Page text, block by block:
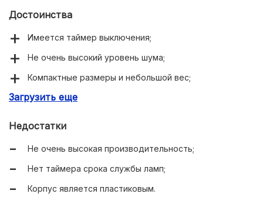
Достоинства
Имеется таймер выключения;
Не очень высокий уровень шума;
Компактные размеры и небольшой вес;
Комплектуется стойкой;
Загрузить еще
Недостатки
Не очень высокая производительность;
Нет таймера срока службы ламп;
Корпус является пластиковым.